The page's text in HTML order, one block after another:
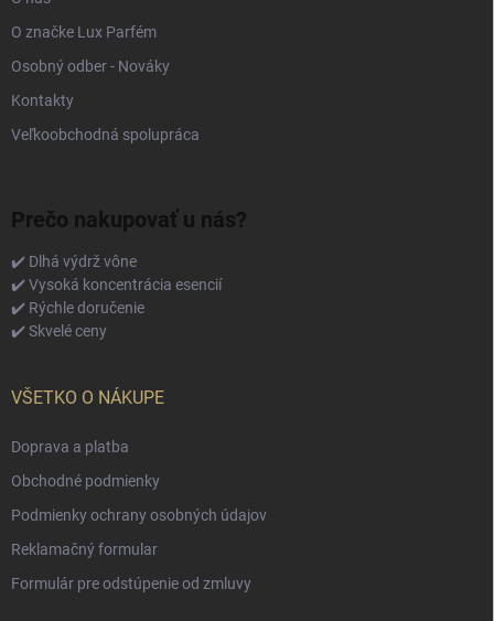
O značke Lux Parfém
Osobný odber - Nováky
Kontakty
Veľkoobchodná spolupráca
Prečo nakupovať u nás?
✔️ Dlhá výdrž vône
✔️ Vysoká koncentrácia esencií
✔️ Rýchle doručenie
✔️ Skvelé ceny
VŠETKO O NÁKUPE
Doprava a platba
Obchodné podmienky
Podmienky ochrany osobných údajov
Reklamačný formular
Formulár pre odstúpenie od zmluvy